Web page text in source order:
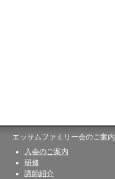
エッサムファミリー会のご案内
入会のご案内
研修
講師紹介